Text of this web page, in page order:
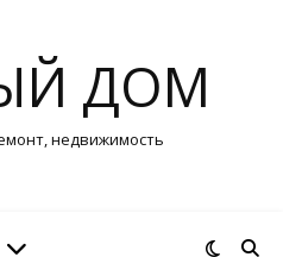
ДОМ
недвижимость